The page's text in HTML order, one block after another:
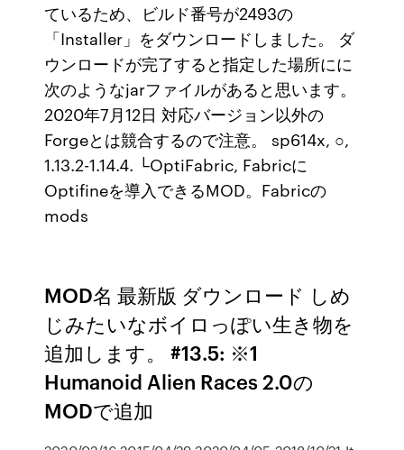
ているため、ビルド番号が2493の
「Installer」をダウンロードしました。 ダ
ウンロードが完了すると指定した場所にに
次のようなjarファイルがあると思います。
2020年7月12日 対応バージョン以外の
Forgeとは競合するので注意。 sp614x, ○,
1.13.2-1.14.4. └OptiFabric, Fabricに
Optifineを導入できるMOD。Fabricの
mods
MOD名 最新版 ダウンロード しめ
じみたいなボイロっぽい生き物を
追加します。 #13.5: ※1
Humanoid Alien Races 2.0の
MODで追加